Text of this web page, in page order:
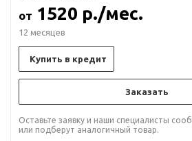
от 1520 р./мес.
12 месяцев
Купить в кредит
Заказать
Оставьте заявку и наши специалисты
или подберут аналогичный товар.